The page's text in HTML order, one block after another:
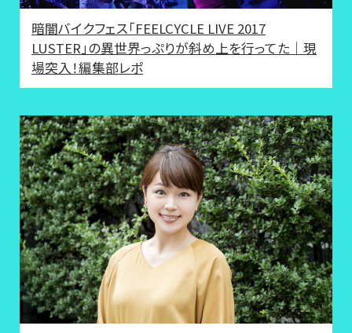
暗闇バイクフェス「FEELCYCLE LIVE 2017
LUSTER」の異世界っぷりが斜め上を行ってた｜現
場突入！編集部レポ